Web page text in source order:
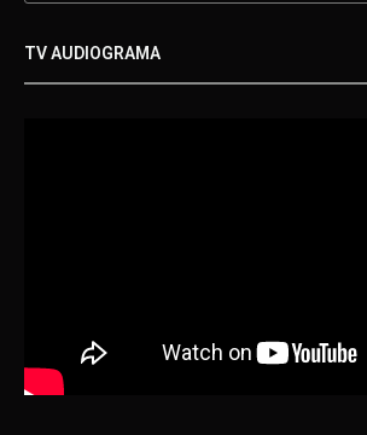
TV AUDIOGRAMA